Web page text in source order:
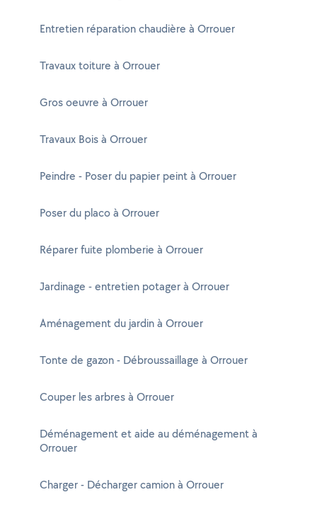
Entretien réparation chaudière à Orrouer
Travaux toiture à Orrouer
Gros oeuvre à Orrouer
Travaux Bois à Orrouer
Peindre - Poser du papier peint à Orrouer
Poser du placo à Orrouer
Réparer fuite plomberie à Orrouer
Jardinage - entretien potager à Orrouer
Aménagement du jardin à Orrouer
Tonte de gazon - Débroussaillage à Orrouer
Couper les arbres à Orrouer
Déménagement et aide au déménagement à
Orrouer
Charger - Décharger camion à Orrouer